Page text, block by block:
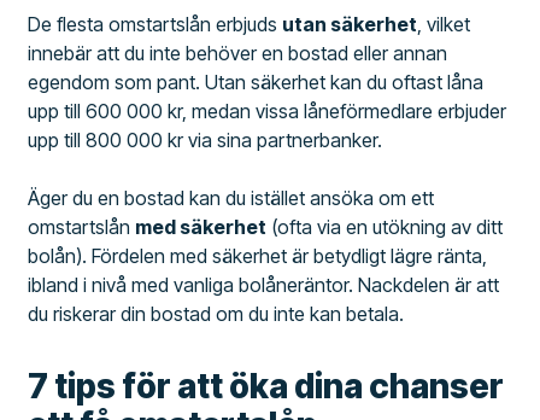
De flesta omstartslån erbjuds utan säkerhet, vilket
innebär att du inte behöver en bostad eller annan
egendom som pant. Utan säkerhet kan du oftast låna
upp till 600 000 kr, medan vissa låneförmedlare erbjuder
upp till 800 000 kr via sina partnerbanker.
Äger du en bostad kan du istället ansöka om ett
omstartslån med säkerhet (ofta via en utökning av ditt
bolån). Fördelen med säkerhet är betydligt lägre ränta,
ibland i nivå med vanliga bolåneräntor. Nackdelen är att
du riskerar din bostad om du inte kan betala.
7 tips för att öka dina chanser